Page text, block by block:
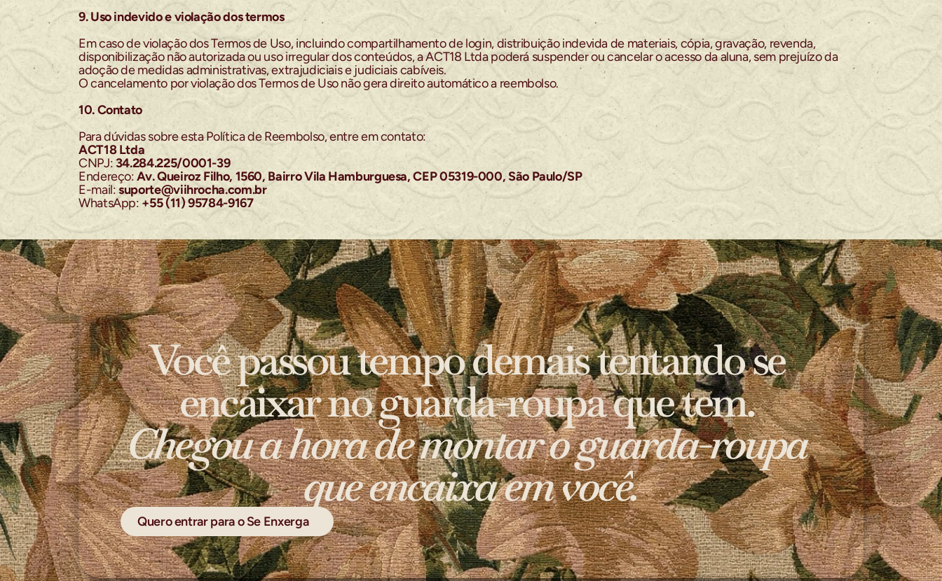
9. Uso indevido e violação dos termos
Em caso de violação dos Termos de Uso, incluindo compartilhamento de login, distribuição indevida de materiais, cópia, gravação, revenda,
disponibilização não autorizada ou uso irregular dos conteúdos, a ACT18 Ltda poderá suspender ou cancelar o acesso da aluna, sem prejuízo da
adoção de medidas administrativas, extrajudiciais e judiciais cabíveis.
O cancelamento por violação dos Termos de Uso não gera direito automático a reembolso.
10. Contato
Para dúvidas sobre esta Política de Reembolso, entre em contato:
ACT18 Ltda
CNPJ: 34.284.225/0001-39
Endereço: Av. Queiroz Filho, 1560, Bairro Vila Hamburguesa, CEP 05319-000, São Paulo/SP
E-mail: suporte@viihrocha.com.br
WhatsApp: +55 (11) 95784-9167
Você passou tempo demais tentando se
encaixar no guarda-roupa que tem.
Chegou a hora de montar o guarda-roupa
que encaixa em você.
Quero entrar para o Se Enxerga